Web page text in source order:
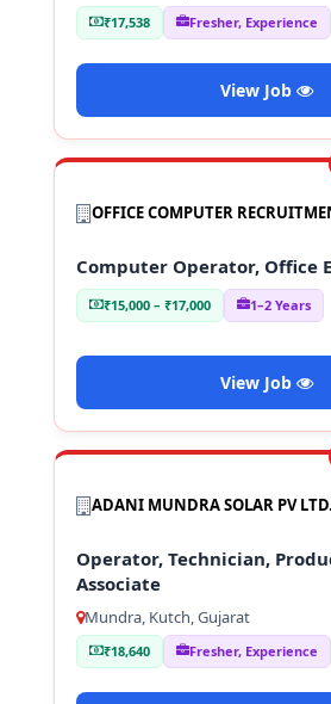
₹17,538 Fresher, Experience
View Job
OFFICE COMPUTER
Computer Operator, Office
₹15,000 – ₹17,000 1–2 Years
View Job
ADANI MUNDRA SOLAR PV LTD.
Operator, Technician,
Associate
Mundra, Kutch, Gujarat
₹18,640 Fresher, Experience